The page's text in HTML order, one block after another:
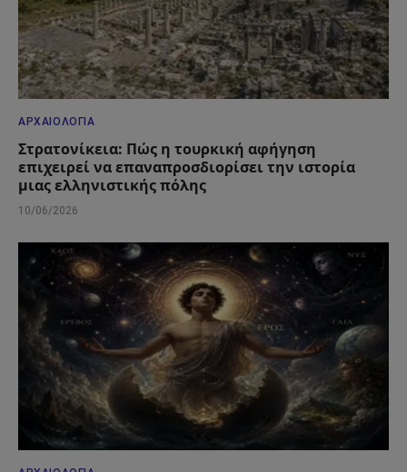
ΑΡΧΑΙΟΛΟΓΊΑ
Στρατονίκεια: Πώς η τουρκική αφήγηση
επιχειρεί να επαναπροσδιορίσει την ιστορία
μιας ελληνιστικής πόλης
10/06/2026